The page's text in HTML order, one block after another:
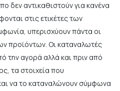
δεν αντικαθιστούν για κανένα
στις ετικέτες των
υπερισχύουν πάντα οι
προϊόντων. Οι καταναλωτές
την αγορά αλλά και πριν από
τα στοιχεία που
να το καταναλώνουν σύμφωνα